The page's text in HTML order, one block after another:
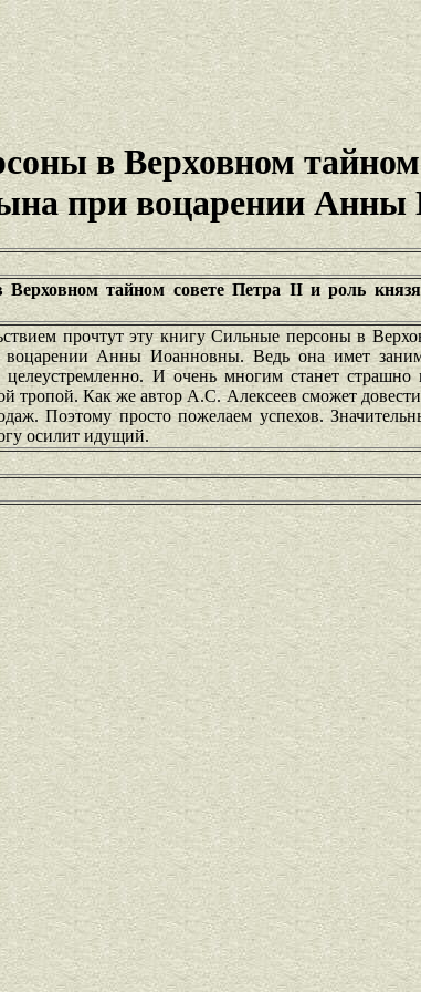
в Верховном
при воцарении
тайном совете Петра II и роль
прочтут эту книгу Сильные персоны в
Анны Иоанновны. Ведь она имет
И очень многим станет страшно
тропой. Как же автор А.С. Алексеев сможет
Поэтому просто пожелаем успехов.
осилит идущий.